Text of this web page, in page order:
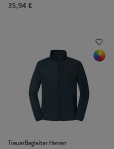
35,94 €
TreuerBegleiter Herren